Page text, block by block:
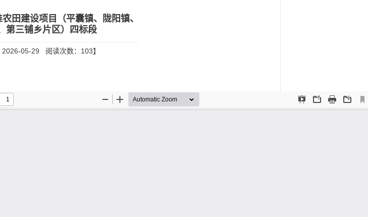
田建设项目（平囊镇、陇阳镇、
第三铺乡片区）四标段
2026-05-29 阅读次数： 103】